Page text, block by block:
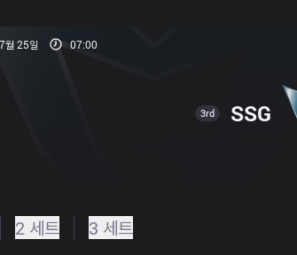
월 25일 07:00
3rd SSG
2 세트 3 세트